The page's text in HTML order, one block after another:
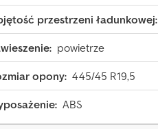
przestrzeni ładunkowej:
powietrze
opony: 445/45 R19,5
ABS